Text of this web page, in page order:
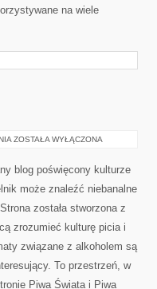
na wiele
ALKOHOLE
ZOSTAŁA WYŁĄCZONA
blog poświęcony kulturze
może znaleźć niebanalne
została stworzona z
zrozumieć kulturę picia i
związane z alkoholem są
To przestrzeń, w
Piwa Świata i Piwa